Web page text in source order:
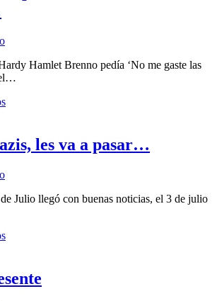
Hamlet Brenno pedía ‘No me gaste las
les va a pasar…
Julio llegó con buenas noticias, el 3 de julio